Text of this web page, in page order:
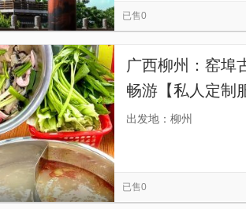
已售0
广西柳州：窑埠
畅游【私人定制
出发地：柳州
已售0